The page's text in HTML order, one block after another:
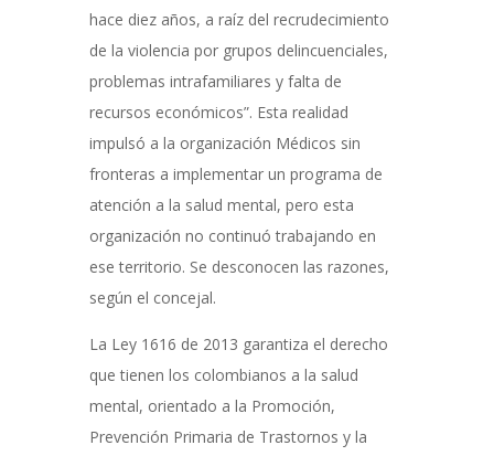
hace diez años, a raíz del recrudecimiento
de la violencia por grupos delincuenciales,
problemas intrafamiliares y falta de
recursos económicos”. Esta realidad
impulsó a la organización Médicos sin
fronteras a implementar un programa de
atención a la salud mental, pero esta
organización no continuó trabajando en
ese territorio. Se desconocen las razones,
según el concejal.
La Ley 1616 de 2013 garantiza el derecho
que tienen los colombianos a la salud
mental, orientado a la Promoción,
Prevención Primaria de Trastornos y la